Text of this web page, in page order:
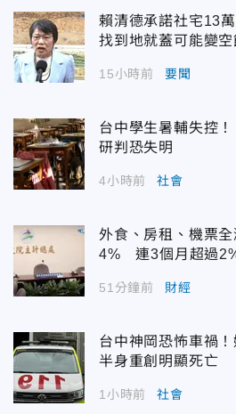
賴清德承諾社宅13
找到地就蓋可能變空
15小時前 要聞
台中學生暑輔失控
研判恐失明
4小時前 社會
外食、房租、機票
4% 連3個月超過
51分鐘前 財經
台中神岡恐怖車禍
半身重創明顯死亡
1小時前 社會